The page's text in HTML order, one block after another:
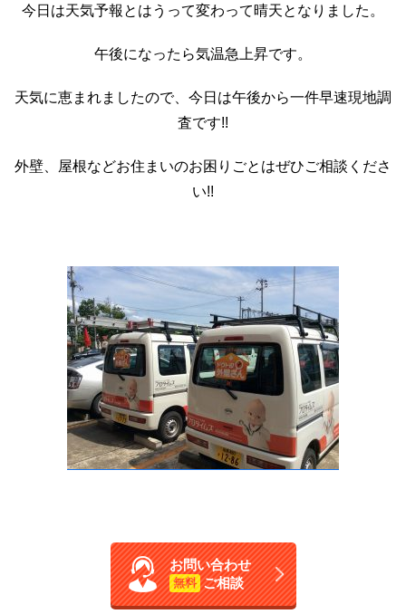
今日は天気予報とはうって変わって晴天となりました。
午後になったら気温急上昇です。
天気に恵まれましたので、今日は午後から一件早速現地調
査です!!
外壁、屋根などお住まいのお困りごとはぜひご相談くださ
い!!
お問い合わせ
無料 ご相談